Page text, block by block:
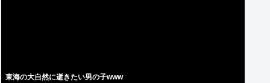
東海の大自然に逝きたい男の子www